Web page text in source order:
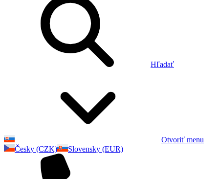
Hľadať
Otvoriť menu
Česky (CZK)
Slovensky (EUR)